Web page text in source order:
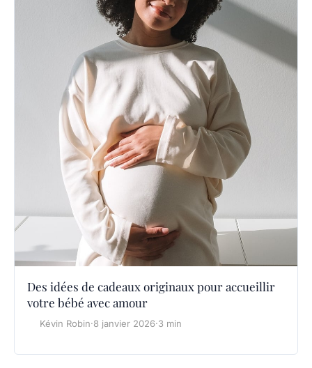
Des idées de cadeaux originaux pour accueillir
votre bébé avec amour
Kévin Robin·8 janvier 2026·3 min